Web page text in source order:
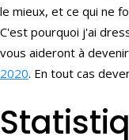
le mieux, et ce qui ne
C'est pourquoi j'ai
vous aideront à
2020. En tout cas